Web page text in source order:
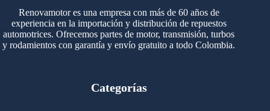
Renovamotor es una empresa con más de 60 años de
experiencia en la importación y distribución de repuestos
automotrices. Ofrecemos partes de motor, transmisión, turbos
y rodamientos con garantía y envío gratuito a todo Colombia.
Categorías